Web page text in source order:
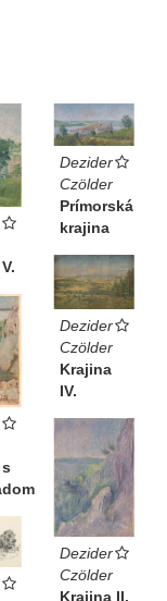
Dezider
Czölder
Prímorská
krajina
Dezider
Czölder
Krajina
IV.
Dezider
Czölder
Krajina II.